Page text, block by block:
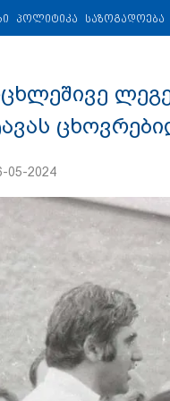
ვიდეო
პოლიტიკა საზოგადოება
05-2024